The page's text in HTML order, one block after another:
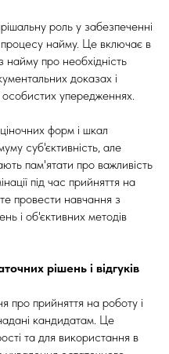
роль у забезпеченні
процесу найму. Це включає в
про необхідність
доказах і
упередженнях.
форм і шкал
суб'єктивність, але
пам'ятати про важливість
під час прийняття на
провести навчання з
і об'єктивних методів
рішень і відгуків
про прийняття на роботу і
кандидатам. Це
та для використання в